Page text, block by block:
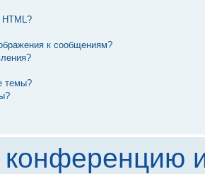
к сообщениям?
темы?